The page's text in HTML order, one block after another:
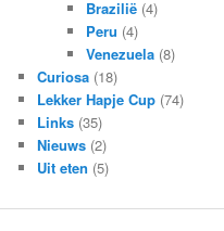
Brazilië (4)
Peru (4)
Venezuela (8)
Curiosa (18)
Lekker Hapje Cup (74)
Links (35)
Nieuws (2)
Uit eten (5)